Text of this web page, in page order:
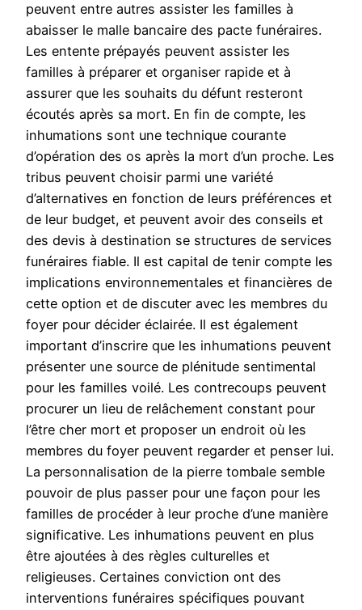
peuvent entre autres assister les familles à
abaisser le malle bancaire des pacte funéraires.
Les entente prépayés peuvent assister les
familles à préparer et organiser rapide et à
assurer que les souhaits du défunt resteront
écoutés après sa mort. En fin de compte, les
inhumations sont une technique courante
d’opération des os après la mort d’un proche. Les
tribus peuvent choisir parmi une variété
d’alternatives en fonction de leurs préférences et
de leur budget, et peuvent avoir des conseils et
des devis à destination se structures de services
funéraires fiable. Il est capital de tenir compte les
implications environnementales et financières de
cette option et de discuter avec les membres du
foyer pour décider éclairée. Il est également
important d’inscrire que les inhumations peuvent
présenter une source de plénitude sentimental
pour les familles voilé. Les contrecoups peuvent
procurer un lieu de relâchement constant pour
l’être cher mort et proposer un endroit où les
membres du foyer peuvent regarder et penser lui.
La personnalisation de la pierre tombale semble
pouvoir de plus passer pour une façon pour les
familles de procéder à leur proche d’une manière
significative. Les inhumations peuvent en plus
être ajoutées à des règles culturelles et
religieuses. Certaines conviction ont des
interventions funéraires spécifiques pouvant